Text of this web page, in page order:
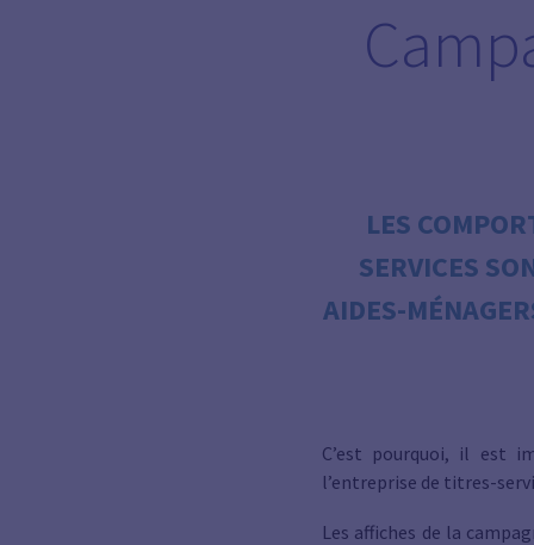
LES
SERVICES
AIDES-
C’est pourquoi, il est
l’entreprise de titres-
Les affiches de la